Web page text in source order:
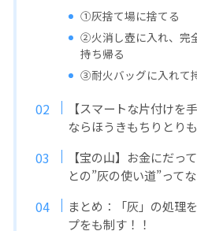
①灰捨て場に捨てる
②火消し壺に入れ、完
持ち帰る
③耐火バッグに入れて
【スマートな片付けを
ならほうきもちりとり
【宝の山】お金にだっ
との”灰の使い道”って
まとめ：「灰」の処理
プをも制す！！